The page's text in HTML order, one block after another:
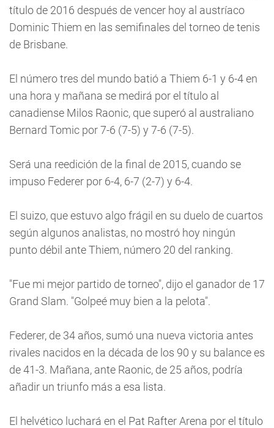
título de 2016 después de vencer hoy al austríaco
Dominic Thiem en las semifinales del torneo de tenis
de Brisbane.
El número tres del mundo batió a Thiem 6-1 y 6-4 en
una hora y mañana se medirá por el título al
canadiense Milos Raonic, que superó al australiano
Bernard Tomic por 7-6 (7-5) y 7-6 (7-5).
Será una reedición de la final de 2015, cuando se
impuso Federer por 6-4, 6-7 (2-7) y 6-4.
El suizo, que estuvo algo frágil en su duelo de cuartos
según algunos analistas, no mostró hoy ningún
punto débil ante Thiem, número 20 del ranking.
"Fue mi mejor partido de torneo", dijo el ganador de 17
Grand Slam. "Golpeé muy bien a la pelota".
Federer, de 34 años, sumó una nueva victoria antes
rivales nacidos en la década de los 90 y su balance es
de 41-3. Mañana, ante Raonic, de 25 años, podría
añadir un triunfo más a esa lista.
El helvético luchará en el Pat Rafter Arena por el título